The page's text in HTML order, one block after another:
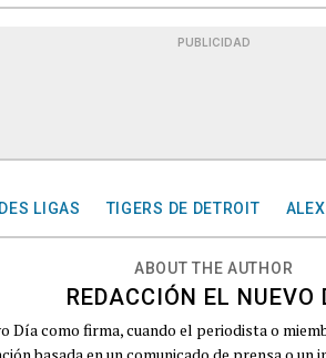
PUBLICIDAD
LIGAS TIGERS DE DETROIT
ABOUT THE AUTHOR
REDACCIÓN EL NUEVO
Día como firma, cuando el periodista o